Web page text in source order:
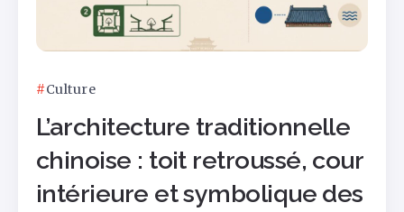
Culture
L’architecture traditionnelle
chinoise : toit retroussé, cour
intérieure et symbolique des